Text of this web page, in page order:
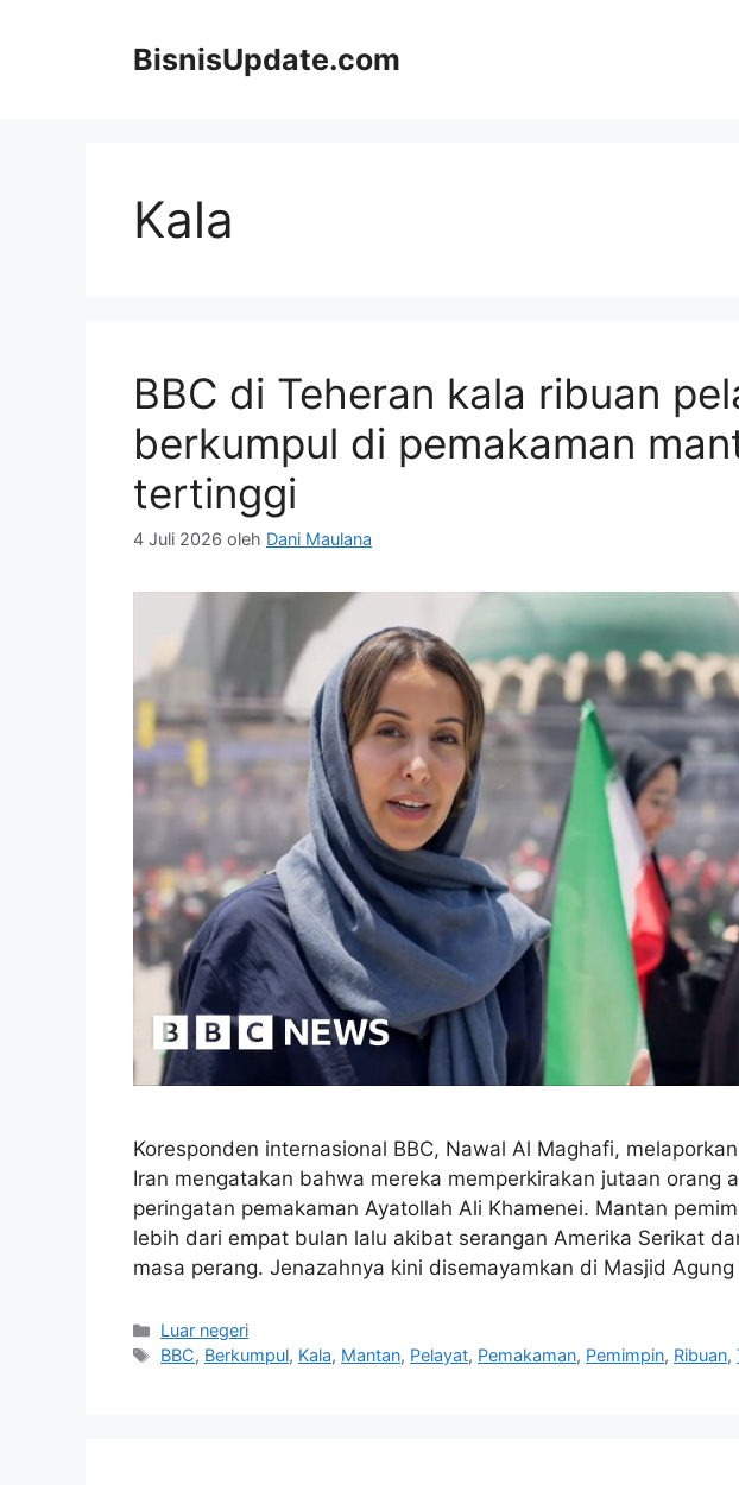
BisnisUpdate.com
Kala
BBC di Teheran kala ribuan
berkumpul di pemakaman
tertinggi
4 Juli 2026 oleh Dani Maulana
Koresponden internasional BBC, Nawal Al Maghafi,
Iran mengatakan bahwa mereka memperkirakan jutaan orang
peringatan pemakaman Ayatollah Ali Khamenei. Mantan
lebih dari empat bulan lalu akibat serangan Amerika Serikat
masa perang. Jenazahnya kini disemayamkan di Masjid
Kategori
Luar negeri
Tag
BBC, Berkumpul, Kala, Mantan, Pelayat, Pemakaman, Pemimpin, Ribuan,